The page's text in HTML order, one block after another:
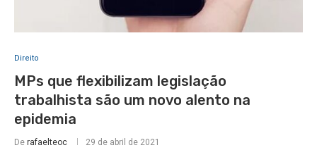
Direito
MPs que flexibilizam legislação
trabalhista são um novo alento na
epidemia
De rafaelteoc 29 de abril de 2021